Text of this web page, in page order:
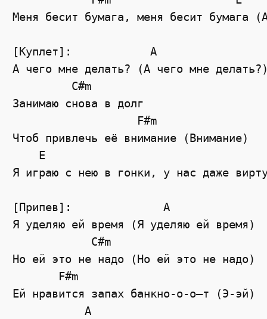
Меня бесит бумага, меня бесит бумага
[Куплет]:            A
А чего мне делать? (А чего мне
         C#m
Занимаю снова в долг
                   F#m
Чтоб привлечь её внимание (Внимание)
    E
Я играю с нею в гонки, у нас даже
[Припев]:              A
Я уделяю ей время (Я уделяю ей время)
            C#m
Но ей это не надо (Но ей это не надо)
       F#m
Ей нравится запах банкно-о-о—т (Э-эй)
           A